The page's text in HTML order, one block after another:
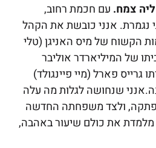
צמח. עם חכמת רחוב,
נגמרת. אנני כובשת את הקהל
הקשוח של מיס האניגן (טלי
של המיליארדר אוליבר
גרייס פארל (מיי פיינגולד)
שנחושה לגלות מה עלה
ולצד משפחתה החדשה
מלמדת את כולם שיעור באהבה,